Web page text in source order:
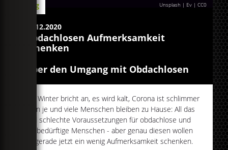
Unsplash | Ev |CC0
Blog
07.12.2020
Obdachlosen Aufmerksamkeit
schenken
Über den Umgang mit Obdachlosen
Der Winter bricht an, es wird kalt, Corona ist schlimmer
denn je und viele Menschen bleiben zu Hause: All das
sind schlechte Voraussetzungen für obdachlose und
hilfsbedürftige Menschen - aber genau diesen wollen
wir gerade jetzt ein wenig Aufmerksamkeit schenken.